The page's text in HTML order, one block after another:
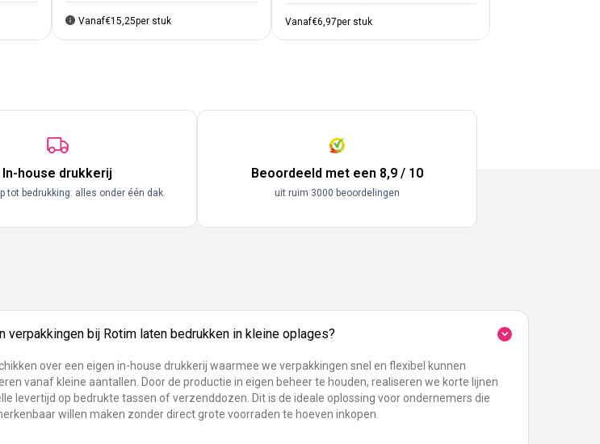
Vanaf€15,25per stuk Vanaf€6,97per stuk
In-house drukkerij
tot bedrukking: alles onder één dak.
Beoordeeld met een 8,9 / 10
uit ruim 3000 beoordelingen
verpakkingen bij Rotim laten bedrukken in kleine oplages?
over een eigen in-house drukkerij waarmee we verpakkingen snel en flexibel kunnen
vanaf kleine aantallen. Door de productie in eigen beheer te houden, realiseren we korte lijnen
levertijd op bedrukte tassen of verzenddozen. Dit is de ideale oplossing voor ondernemers die
willen maken zonder direct grote voorraden te hoeven inkopen.